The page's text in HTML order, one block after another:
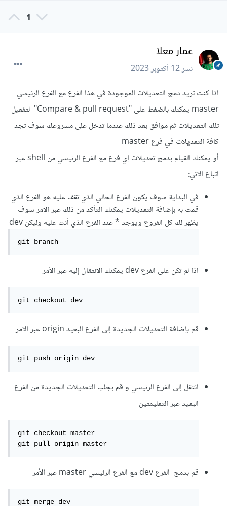
1
عمار معلا
نشر12 أكتوبر 2023
اذا كنت تريد دمج التعديلات الموجودة في هذا الفرع مع الفرع الرئيسي
master يمكنك بالضغط على "Compare & pull request" لتفعيل
تلك التعديلات ثم موافق بعد ذلك عندما تدخل على مشروعك سوف تجد
كافة التعديلات في فرع master
أو يمكنك القيام بدمج تعديلات إي فرع مع الفرع الرئيسي من shell عبر
اتباع الاتي:
في البداية سوف يكون الفرع الحالي الذي تقف عليه هو الفرع الذي
قمت به بإضافة التعديلات يمكنك التأكد من ذلك عبر الامر سوف
يظهر لك كل الفروع ويوجد * عند الفرع الذي أنت عليه وليكن dev
git branch
اذا لم تكن على الفرع dev يمكنك الانتقال إليه عبر الأمر
git checkout dev
قم بإضافة التعديلات الجديدة إلى الفرع البعيد origin عبر الامر
git push origin dev
انتقل إلى الفرع الرئيسي و قم بجلب التعديلات الجديدة من الفرع
البعيد عبر التعليمتين
git checkout master
git pull origin master
قم بدمج الفرع dev مع الفرع الرئيسي master عبر الأمر
git merge dev